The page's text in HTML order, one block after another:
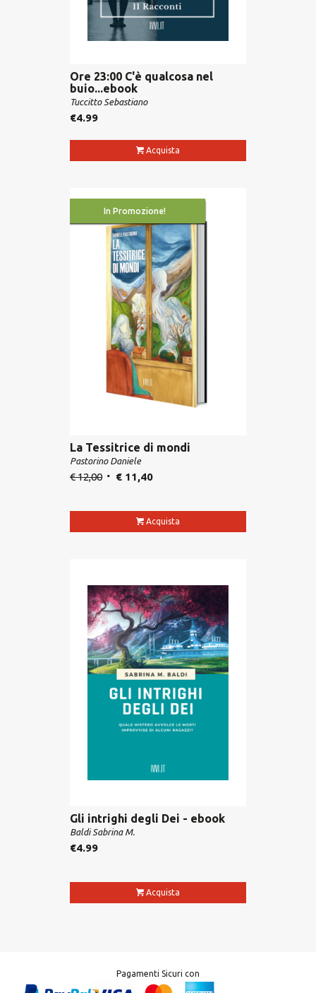
Ore 23:00 C'è qualcosa nel
buio...ebook
Tuccitto Sebastiano
€4.99
Acquista
In Promozione!
La Tessitrice di mondi
Pastorino Daniele
€12,00 €11,40
Acquista
Gli intrighi degli Dei - ebook
Baldi Sabrina M.
€4.99
Acquista
Pagamenti Sicuri con